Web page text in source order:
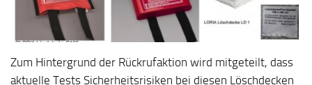
Zum Hintergrund der Rückrufaktion wird mitgeteilt, dass
aktuelle Tests Sicherheitsrisiken bei diesen Löschdecken